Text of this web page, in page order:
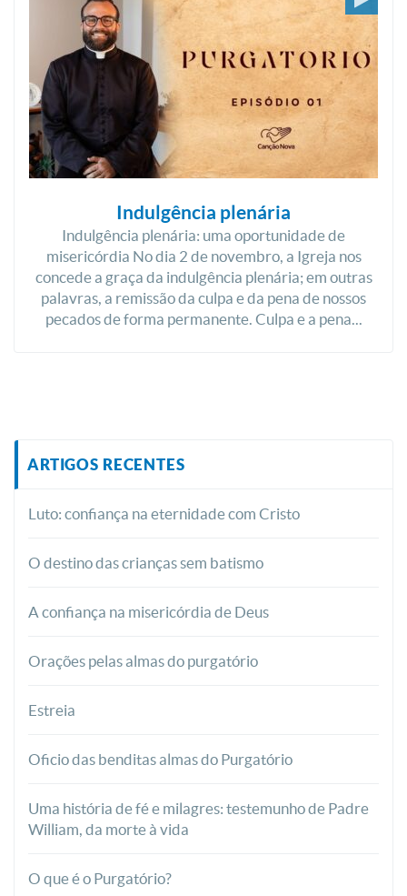
Indulgência plenária
Indulgência plenária: uma oportunidade de
misericórdia No dia 2 de novembro, a Igreja nos
concede a graça da indulgência plenária; em outras
palavras, a remissão da culpa e da pena de nossos
pecados de forma permanente. Culpa e a pena...
ARTIGOS RECENTES
Luto: confiança na eternidade com Cristo
O destino das crianças sem batismo
A confiança na misericórdia de Deus
Orações pelas almas do purgatório
Estreia
Oficio das benditas almas do Purgatório
Uma história de fé e milagres: testemunho de Padre
William, da morte à vida
O que é o Purgatório?